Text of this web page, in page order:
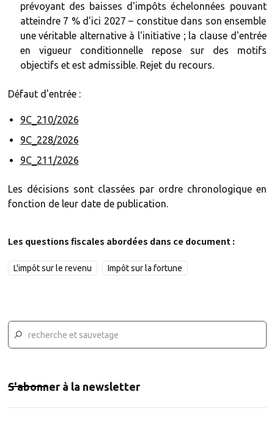
prévoyant des baisses d'impôts échelonnées pouvant
atteindre 7 % d'ici 2027 – constitue dans son ensemble
une véritable alternative à l'initiative ; la clause d'entrée
en vigueur conditionnelle repose sur des motifs
objectifs et est admissible. Rejet du recours.
Défaut d'entrée :
9C_210/2026
9C_228/2026
9C_211/2026
Les décisions sont classées par ordre chronologique en
fonction de leur date de publication.
Les questions fiscales abordées dans ce document :
L'impôt sur le revenu Impôt sur la fortune
S'abonner à la newsletter